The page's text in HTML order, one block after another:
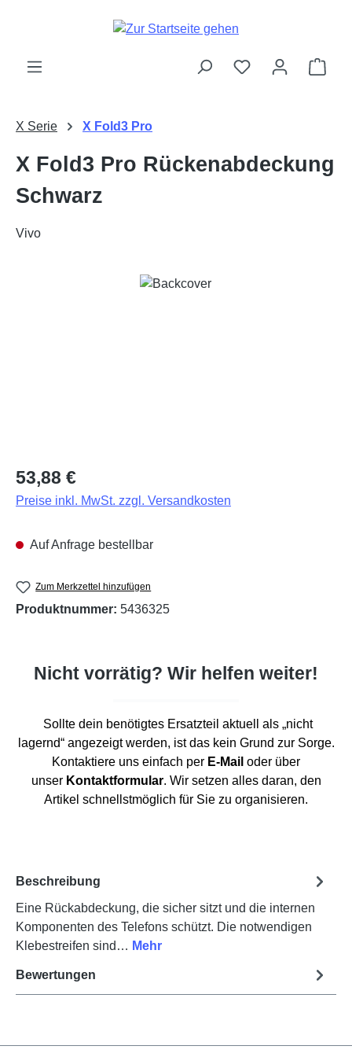
Zum Hauptinhalt springen
X Serie X Fold3 Pro
X Fold3 Pro Rückenabdeckung
Schwarz
Vivo
Bildergalerie überspringen
Regulärer Preis:
53,88 €
Preise inkl. MwSt. zzgl. Versandkosten
Auf Anfrage bestellbar
Zum Merkzettel hinzufügen
Produktnummer: 5436325
Nicht vorrätig? Wir helfen weiter!
Sollte dein benötigtes Ersatzteil aktuell als „nicht
lagernd“ angezeigt werden, ist das kein Grund zur Sorge.
Kontaktiere uns einfach per E-Mail oder über
unser Kontaktformular. Wir setzen alles daran, den
Artikel schnellstmöglich für Sie zu organisieren.
Beschreibung
Eine Rückabdeckung, die sicher sitzt und die internen
Komponenten des Telefons schützt. Die notwendigen
Klebestreifen sind… Mehr
Bewertungen